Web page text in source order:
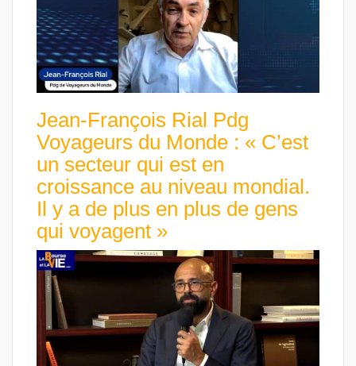
Jean-François Rial Pdg
Voyageurs du Monde : « C’est
un secteur qui est en
croissance au niveau mondial.
Il y a de plus en plus de gens
qui voyagent »